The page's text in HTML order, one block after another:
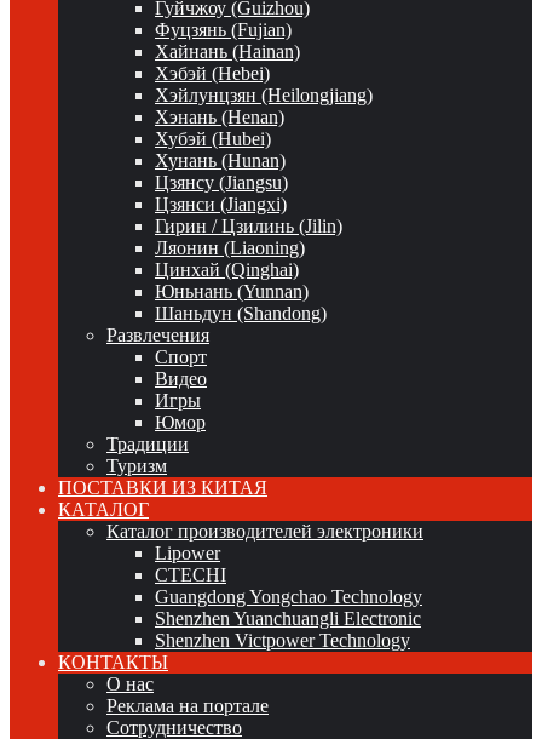
Гуйчжоу (Guizhou)
Фуцзянь (Fujian)
Хайнань (Hainan)
Хэбэй (Hebei)
Хэйлунцзян (Heilongjiang)
Хэнань (Henan)
Хубэй (Hubei)
Хунань (Hunan)
Цзянсу (Jiangsu)
Цзянси (Jiangxi)
Гирин / Цзилинь (Jilin)
Ляонин (Liaoning)
Цинхай (Qinghai)
Юньнань (Yunnan)
Шаньдун (Shandong)
Развлечения
Спорт
Видео
Игры
Юмор
Традиции
Туризм
ПОСТАВКИ ИЗ КИТАЯ
КАТАЛОГ
Каталог производителей электроники
Lipower
CTECHI
Guangdong Yongchao Technology
Shenzhen Yuanchuangli Electronic
Shenzhen Victpower Technology
КОНТАКТЫ
О нас
Реклама на портале
Сотрудничество